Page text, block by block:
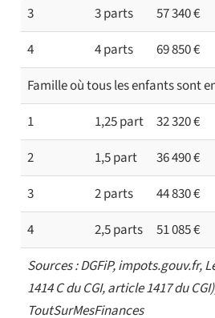
3
3 parts 57 340 €
4
4 parts 69 850 €
Famille où tous les enfants sont
1
1,25 part 32 320 €
2
1,5 part 36 490 €
3
2 parts 44 830 €
4
2,5 parts 51 085 €
Sources : DGFiP, impots.gouv.fr,
1414 C du CGI, article 1417 du
ToutSurMesFinances